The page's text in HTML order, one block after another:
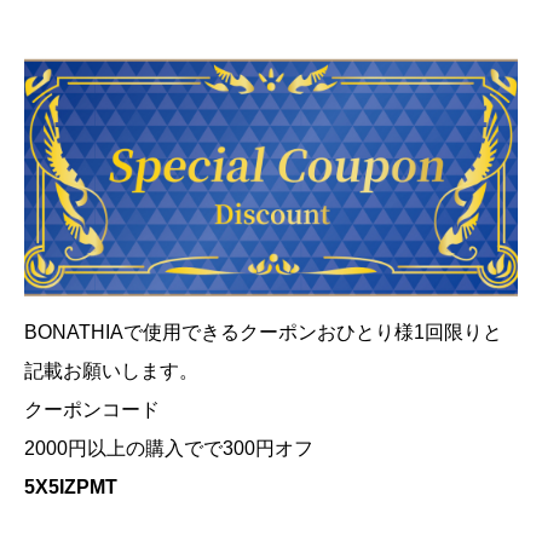
BONATHIAで使用できるクーポンおひとり様1回限りと
記載お願いします。
クーポンコード
2000円以上の購入でで300円オフ
5X5IZPMT